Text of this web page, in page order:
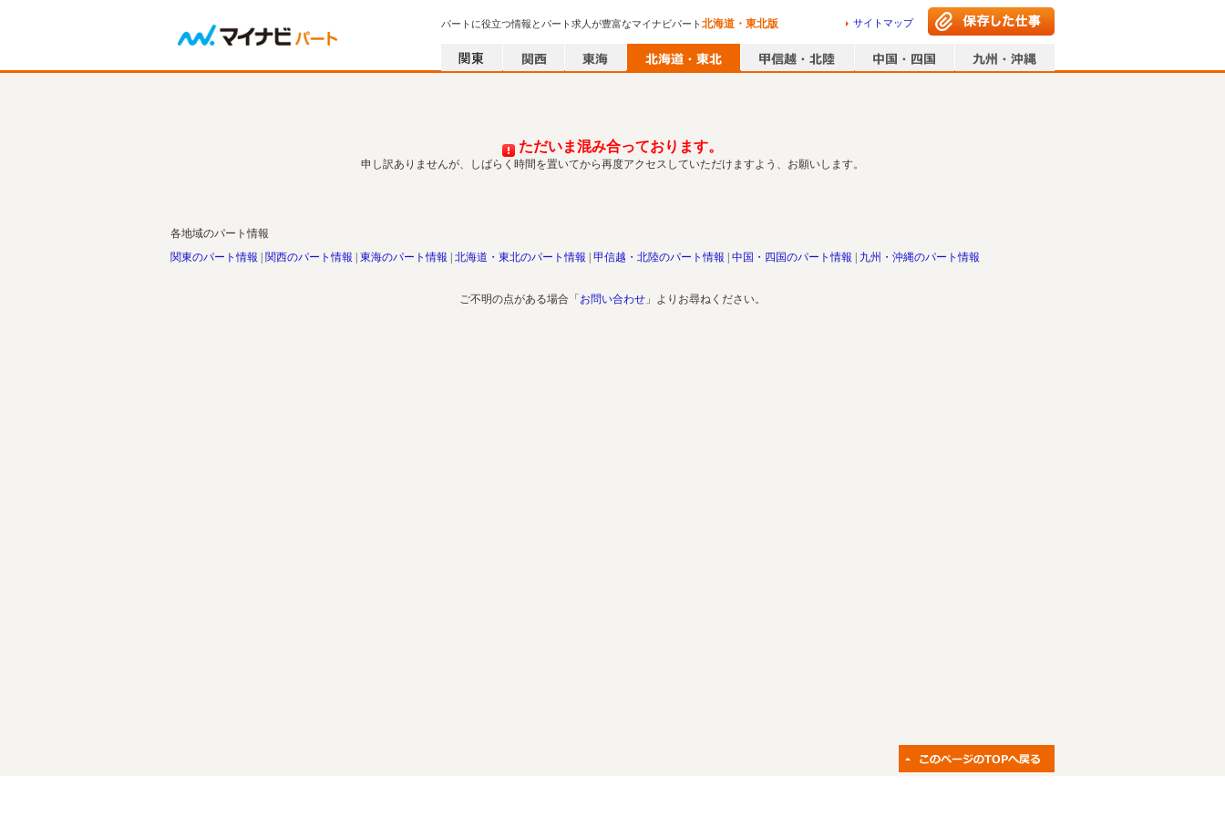
パートに役立つ情報とパート求人が豊富なマイナビパート北海道・東北版 サイトマップ
ただいま混み合っております。
申し訳ありませんが、しばらく時間を置いてから再度アクセスしていただけますよう、お願いします。
各地域のパート情報
関東のパート情報
関西のパート情報 東海のパート情報 北海道・東北のパート情報 甲信越・北陸のパート情報 中国・四国のパート情報 九州・沖縄のパート情報
ご不明の点がある場合「 お問い合わせ 」よりお尋ねください。